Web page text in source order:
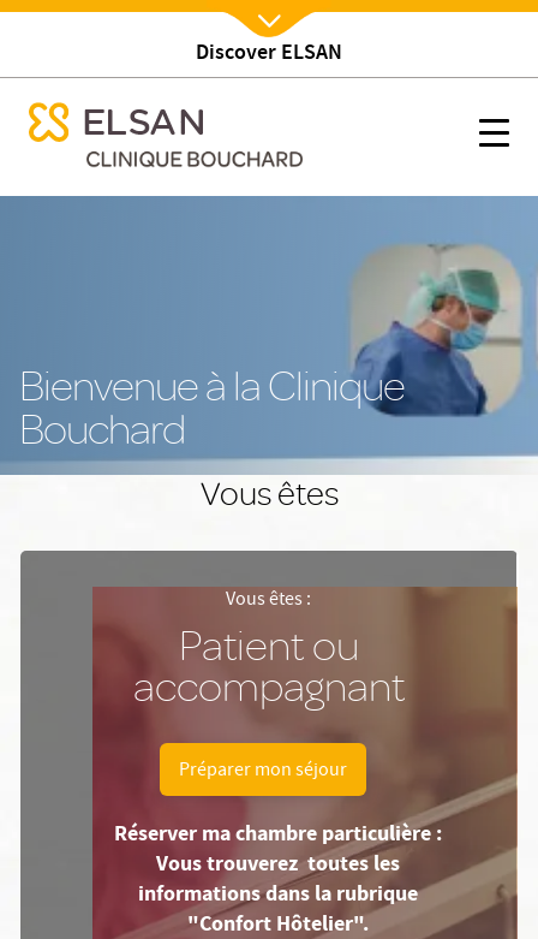
Nx:Aller
Discover ELSAN
Accueil
menu mobile
Nx:Afficher menu
menu mobile
Bienvenue à la Clinique
Bouchard
Vous êtes
Vous êtes :
Patient ou
accompagnant
Préparer mon séjour
Réserver ma chambre particulière :
Vous trouverez toutes les
informations dans la rubrique
"Confort Hôtelier".